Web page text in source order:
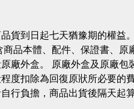
貨到日起七天猶豫期的權益
品本體、配件、保證書、
廠外盒。 原廠外盒及原廠
度扣除為回復原狀所必要的費
行負擔，商品出貨後隔天起